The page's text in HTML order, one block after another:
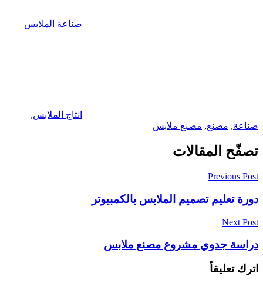
صناعة الملابس
انتاج الملابس,
صناعة, مصنع, مصنع ملابس
تصفّح المقالات
Previous Post
دورة تعليم تصميم الملابس بالكمبيوتر
Next Post
دراسة جدوي مشروع مصنع ملابس
اترك تعليقاً